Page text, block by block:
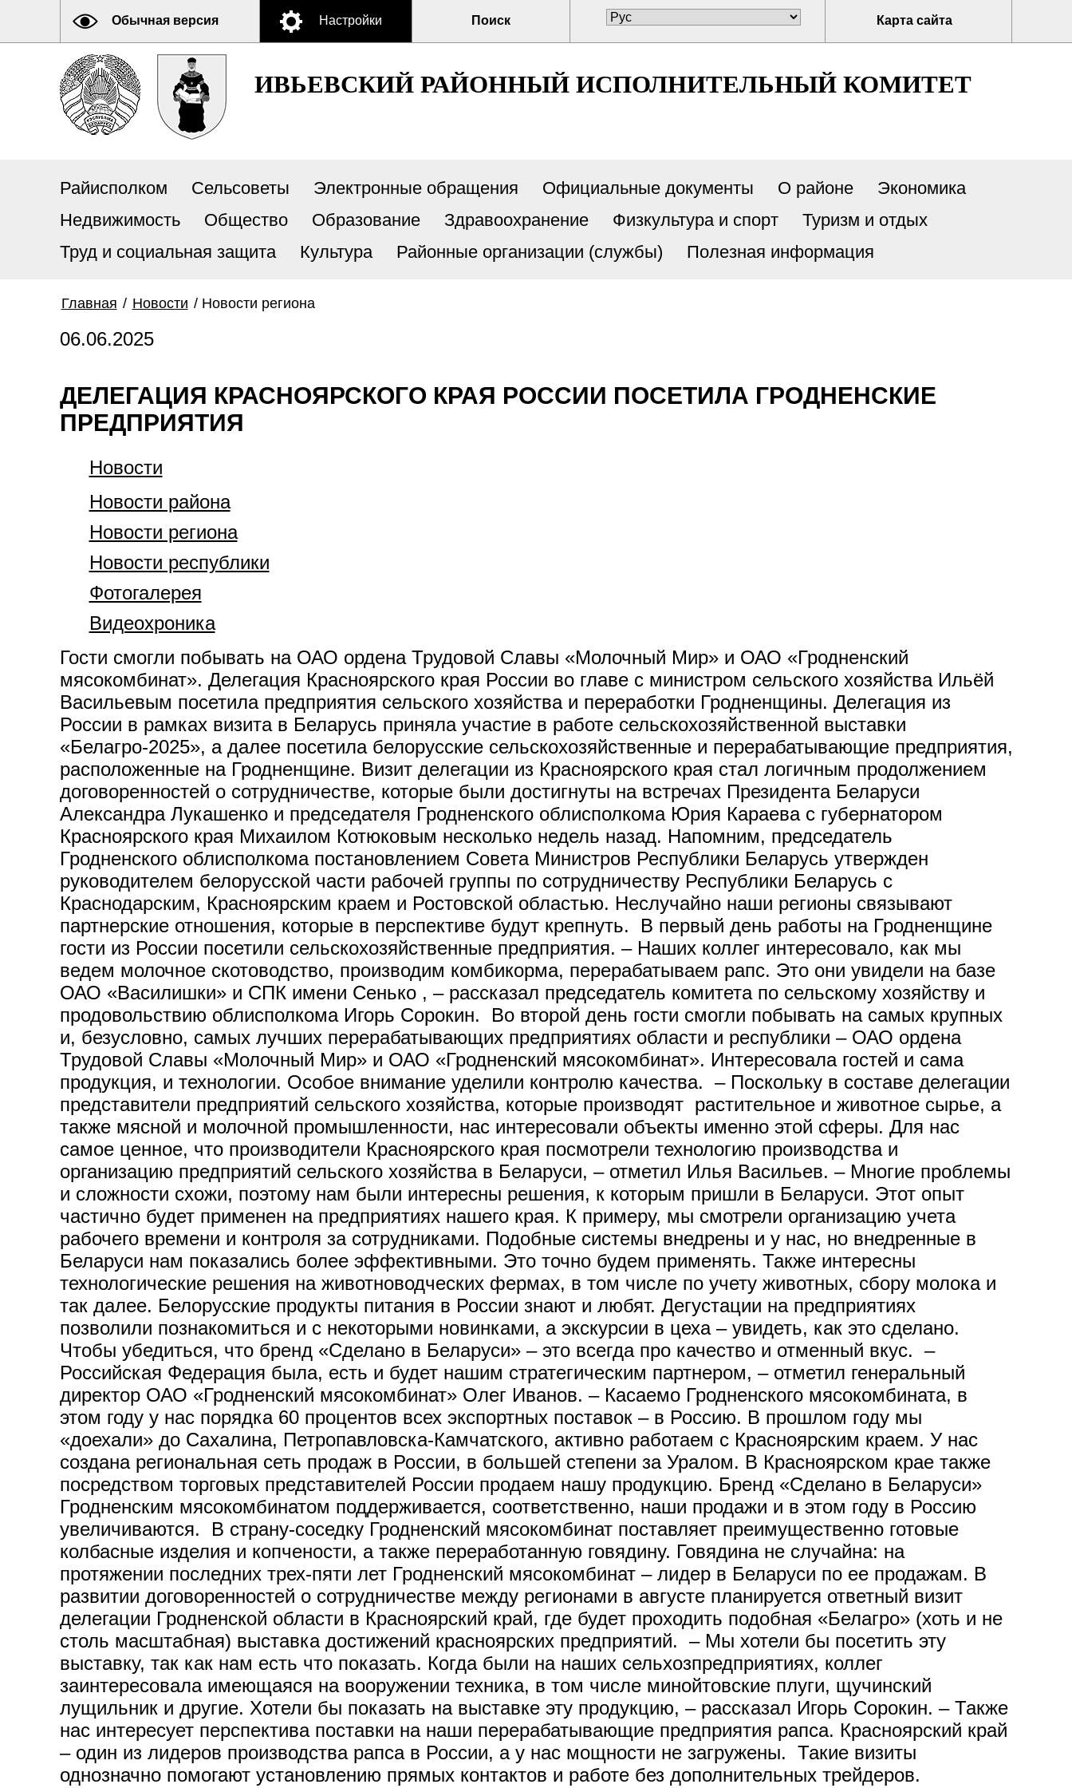
Обычная версия Настройки Поиск Карта сайта
ИВЬЕВСКИЙ РАЙОННЫЙ ИСПОЛНИТЕЛЬНЫЙ КОМИТЕТ
Райисполком Сельсоветы Электронные обращения Официальные документы О районе
Экономика
Недвижимость
Общество Образование Здравоохранение Физкультура и спорт
Туризм и отдых
Труд и социальная защита
Культура Районные организации (службы) Полезная информация
Главная / Новости / Новости региона
06.06.2025
ДЕЛЕГАЦИЯ КРАСНОЯРСКОГО КРАЯ РОССИИ ПОСЕТИЛА ГРОДНЕНСКИЕ
ПРЕДПРИЯТИЯ
Новости
Новости района
Новости региона
Новости республики
Фотогалерея
Видеохроника
Гости смогли побывать на ОАО ордена Трудовой Славы «Молочный Мир» и ОАО «Гродненский
мясокомбинат». Делегация Красноярского края России во главе с министром сельского хозяйства Ильёй
Васильевым посетила предприятия сельского хозяйства и переработки Гродненщины. Делегация из
России в рамках визита в Беларусь приняла участие в работе сельскохозяйственной выставки
«Белагро-2025», а далее посетила белорусские сельскохозяйственные и перерабатывающие предприятия,
расположенные на Гродненщине. Визит делегации из Красноярского края стал логичным продолжением
договоренностей о сотрудничестве, которые были достигнуты на встречах Президента Беларуси
Александра Лукашенко и председателя Гродненского облисполкома Юрия Караева с губернатором
Красноярского края Михаилом Котюковым несколько недель назад. Напомним, председатель
Гродненского облисполкома постановлением Совета Министров Республики Беларусь утвержден
руководителем белорусской части рабочей группы по сотрудничеству Республики Беларусь с
Краснодарским, Красноярским краем и Ростовской областью. Неслучайно наши регионы связывают
партнерские отношения, которые в перспективе будут крепнуть. В первый день работы на Гродненщине
гости из России посетили сельскохозяйственные предприятия. – Наших коллег интересовало, как мы
ведем молочное скотоводство, производим комбикорма, перерабатываем рапс. Это они увидели на базе
ОАО «Василишки» и СПК имени Сенько , – рассказал председатель комитета по сельскому хозяйству и
продовольствию облисполкома Игорь Сорокин. Во второй день гости смогли побывать на самых крупных
и, безусловно, самых лучших перерабатывающих предприятиях области и республики – ОАО ордена
Трудовой Славы «Молочный Мир» и ОАО «Гродненский мясокомбинат». Интересовала гостей и сама
продукция, и технологии. Особое внимание уделили контролю качества. – Поскольку в составе делегации
представители предприятий сельского хозяйства, которые производят растительное и животное сырье, а
также мясной и молочной промышленности, нас интересовали объекты именно этой сферы. Для нас
самое ценное, что производители Красноярского края посмотрели технологию производства и
организацию предприятий сельского хозяйства в Беларуси, – отметил Илья Васильев. – Многие проблемы
и сложности схожи, поэтому нам были интересны решения, к которым пришли в Беларуси. Этот опыт
частично будет применен на предприятиях нашего края. К примеру, мы смотрели организацию учета
рабочего времени и контроля за сотрудниками. Подобные системы внедрены и у нас, но внедренные в
Беларуси нам показались более эффективными. Это точно будем применять. Также интересны
технологические решения на животноводческих фермах, в том числе по учету животных, сбору молока и
так далее. Белорусские продукты питания в России знают и любят. Дегустации на предприятиях
позволили познакомиться и с некоторыми новинками, а экскурсии в цеха – увидеть, как это сделано.
Чтобы убедиться, что бренд «Сделано в Беларуси» – это всегда про качество и отменный вкус. –
Российская Федерация была, есть и будет нашим стратегическим партнером, – отметил генеральный
директор ОАО «Гродненский мясокомбинат» Олег Иванов. – Касаемо Гродненского мясокомбината, в
этом году у нас порядка 60 процентов всех экспортных поставок – в Россию. В прошлом году мы
«доехали» до Сахалина, Петропавловска-Камчатского, активно работаем с Красноярским краем. У нас
создана региональная сеть продаж в России, в большей степени за Уралом. В Красноярском крае также
посредством торговых представителей России продаем нашу продукцию. Бренд «Сделано в Беларуси»
Гродненским мясокомбинатом поддерживается, соответственно, наши продажи и в этом году в Россию
увеличиваются. В страну-соседку Гродненский мясокомбинат поставляет преимущественно готовые
колбасные изделия и копчености, а также переработанную говядину. Говядина не случайна: на
протяжении последних трех-пяти лет Гродненский мясокомбинат – лидер в Беларуси по ее продажам. В
развитии договоренностей о сотрудничестве между регионами в августе планируется ответный визит
делегации Гродненской области в Красноярский край, где будет проходить подобная «Белагро» (хоть и не
столь масштабная) выставка достижений красноярских предприятий. – Мы хотели бы посетить эту
выставку, так как нам есть что показать. Когда были на наших сельхозпредприятиях, коллег
заинтересовала имеющаяся на вооружении техника, в том числе минойтовские плуги, щучинский
лущильник и другие. Хотели бы показать на выставке эту продукцию, – рассказал Игорь Сорокин. – Также
нас интересует перспектива поставки на наши перерабатывающие предприятия рапса. Красноярский край
– один из лидеров производства рапса в России, а у нас мощности не загружены. Такие визиты
однозначно помогают установлению прямых контактов и работе без дополнительных трейдеров.